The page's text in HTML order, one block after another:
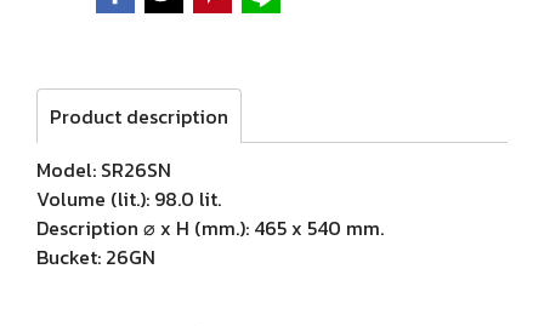
Product description
Model: SR26SN
Volume (lit.): 98.0 lit.
Description ⌀ x H (mm.): 465 x 540 mm.
Bucket: 26GN